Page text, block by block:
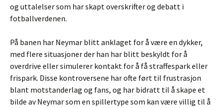
og uttalelser som har skapt overskrifter og debatt i
fotballverdenen.
På banen har Neymar blitt anklaget for å være en dykker,
med flere situasjoner der han har blitt beskyldt for å
overdrive eller simulerer kontakt for å få straffespark eller
frispark. Disse kontroversene har ofte ført til frustrasjon
blant motstanderlag og fans, og har bidratt til å skape et
bilde av Neymar som en spillertype som kan være villig til å